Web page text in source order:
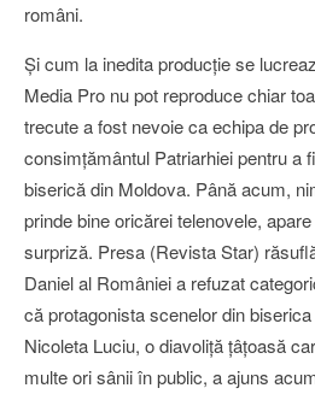
români.
Şi cum la inedita producţie se
Media Pro nu pot reproduce chiar
trecute a fost nevoie ca echipa de
consimţământul Patriarhiei pentru a
biserică din Moldova. Până acum,
prinde bine oricărei telenovele,
surpriză. Presa (Revista Star)
Daniel al României a refuzat
că protagonista scenelor din
Nicoleta Luciu, o diavoliţă ţâţoasă
multe ori sânii în public, a ajuns